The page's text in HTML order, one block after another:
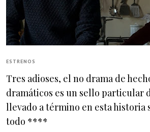
ESTRENOS
Tres adioses, el no drama de
dramáticos es un sello particular
llevado a término en esta historia
todo ****